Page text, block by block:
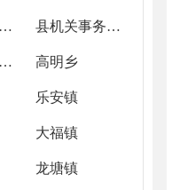
县中医药健康产业发展服务中心 县机关事务服务中心
县消防救援大队 高明乡
乐安镇
大福镇
龙塘镇